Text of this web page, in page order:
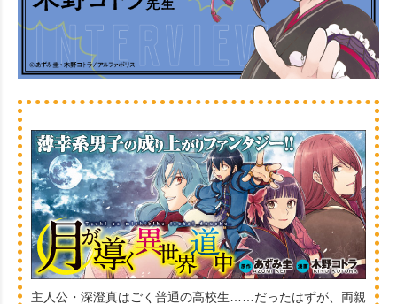
主人公・深澄真はごく普通の高校生……だったはずが、両親